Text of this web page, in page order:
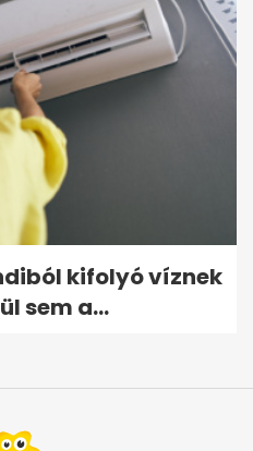
kifolyó víznek
sem a...